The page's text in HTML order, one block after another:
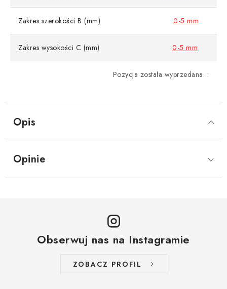
Opis
Zakres szerokości B (mm) 0-5 mm
Zakres wysokości C (mm) 0-5 mm
Pozycja została wyprzedana…
Opinie
Obserwuj nas na Instagramie
ZOBACZ PROFIL